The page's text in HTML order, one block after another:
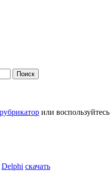
рубрикатор или воспользуйтесь
Delphi скачать